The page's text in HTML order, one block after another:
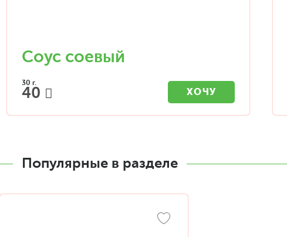
Соус соевый
30 г.
40 ХОЧУ
Популярные в разделе